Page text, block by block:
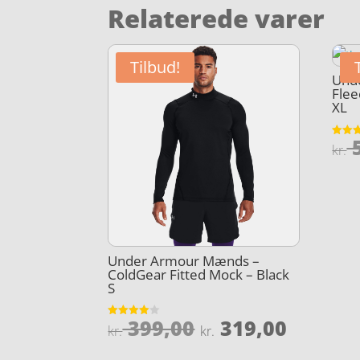
Relaterede varer
Tilbud!
Under Armour Mænds –
ColdGear Fitted Mock – Black
S
Vurderet
4
kr.399,00 Den
kr. 319,00
XL
4.8
kr.